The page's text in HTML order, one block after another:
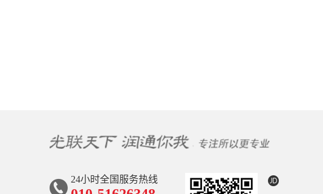
24小时全国服务热线